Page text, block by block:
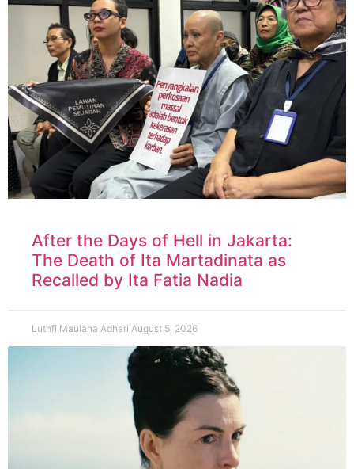
After the Days of Hell in Jakarta:
The Death of Ita Martadinata as
Recalled by Ita Fatia Nadia
Luthfi Maulana Adhari August 5, 2026